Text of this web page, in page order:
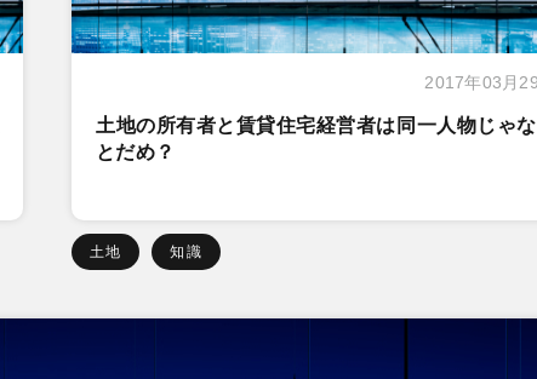
2017年03月
土地の所有者と賃貸住宅経営者は同一人物じゃ
とだめ？
土地 知識